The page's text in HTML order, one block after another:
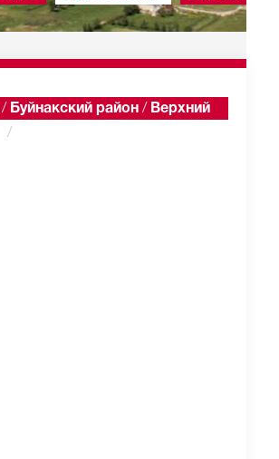
/ Буйнакский район / Верхний
/